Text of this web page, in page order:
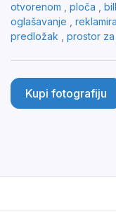
otvorenom , ploča ,
oglašavanje ,
predložak , prostor
Kupi fotografiju